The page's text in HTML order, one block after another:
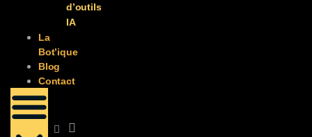
d’outils
IA
La
Bot’ique
Blog
Contact